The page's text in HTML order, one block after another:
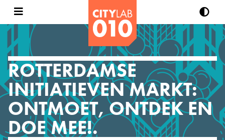
ROTTERDAMSE
INITIATIEVEN MARKT:
ONTMOET, ONTDEK EN
DOE MEE!.